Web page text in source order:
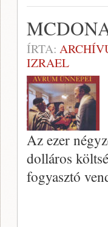
ÍRTA:
IZRAEL
Az ezer
dolláros
fogyasztó